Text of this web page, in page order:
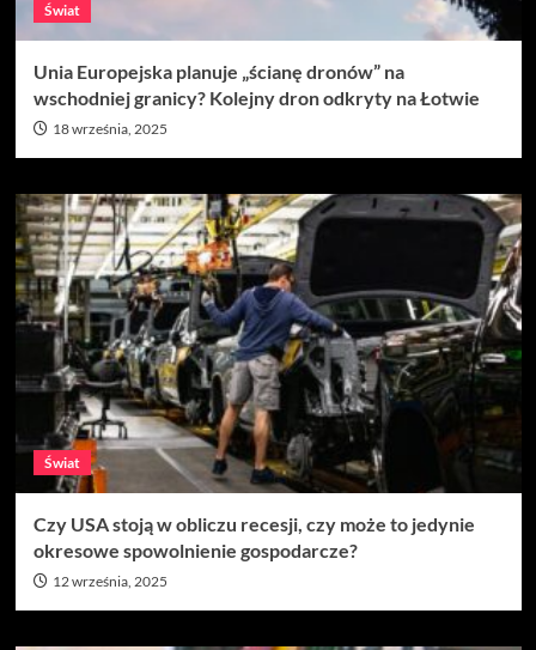
Świat
Unia Europejska planuje „ścianę dronów” na
wschodniej granicy? Kolejny dron odkryty na Łotwie
18 września, 2025
Świat
Czy USA stoją w obliczu recesji, czy może to jedynie
okresowe spowolnienie gospodarcze?
12 września, 2025